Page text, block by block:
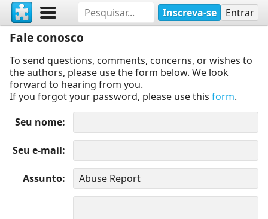
Inscreva-se Entrar
Fale conosco
To send questions, comments, concerns, or wishes to
the authors, please use the form below. We look
forward to hearing from you.
If you forgot your password, please use this form.
Seu nome
Seu e-mail
Assunto